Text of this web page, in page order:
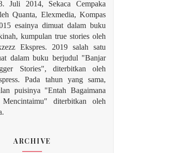
Juli 2014, Sekaca Cempaka
Quanta, Elexmedia, Kompas
esainya dimuat dalam buku
kumpulan true stories oleh
Ekspres. 2019 salah satu
dalam buku berjudul "Banjar
Stories", diterbitkan oleh
Pada tahun yang sama,
puisinya "Entah Bagaimana
diterbitkan oleh
ARCHIVE